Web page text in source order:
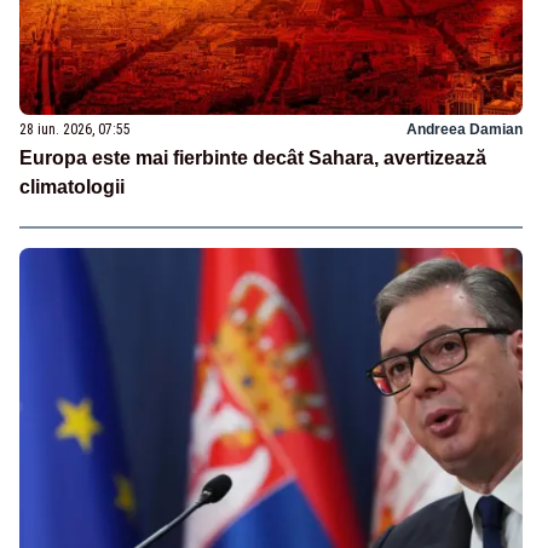
28 iun. 2026, 07:55 Andreea Damian
Europa este mai fierbinte decât Sahara, avertizează
climatologii